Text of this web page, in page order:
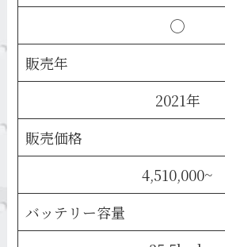
◯
販売年
2021年
販売価格
4,510,000~
バッテリー容量